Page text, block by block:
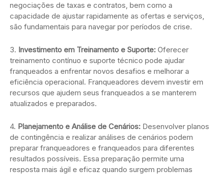
negociações de taxas e contratos, bem como a
capacidade de ajustar rapidamente as ofertas e serviços,
são fundamentais para navegar por períodos de crise.
3. Investimento em Treinamento e Suporte: Oferecer
treinamento contínuo e suporte técnico pode ajudar
franqueados a enfrentar novos desafios e melhorar a
eficiência operacional. Franqueadores devem investir em
recursos que ajudem seus franqueados a se manterem
atualizados e preparados.
4. Planejamento e Análise de Cenários: Desenvolver planos
de contingência e realizar análises de cenários podem
preparar franqueadores e franqueados para diferentes
resultados possíveis. Essa preparação permite uma
resposta mais ágil e eficaz quando surgem problemas